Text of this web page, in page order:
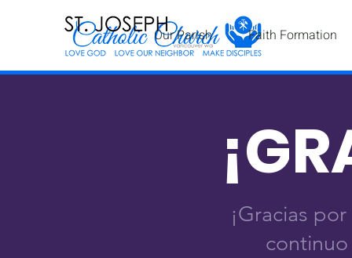
Our Parish Faith Formation
¡Gracias